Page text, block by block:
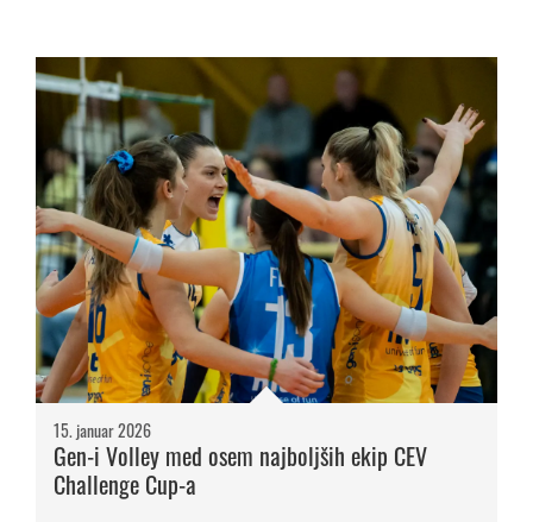
15. januar 2026
Gen-i Volley med osem najboljših ekip CEV
Challenge Cup-a